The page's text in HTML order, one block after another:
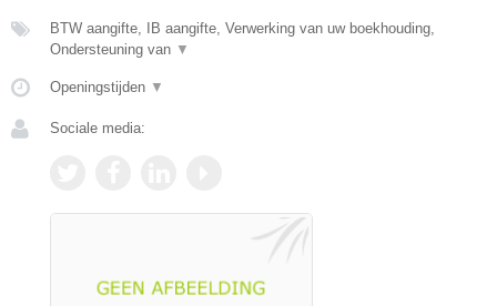
BTW aangifte, IB aangifte, Verwerking van uw boekhouding,
Ondersteuning van ▼
Openingstijden ▼
Sociale media: